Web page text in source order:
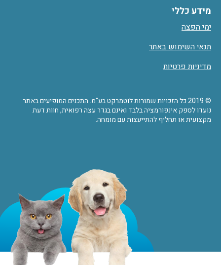
מידע כללי
ימי הפצה
תנאי השימוש באתר
מדיניות פרטיות
© 2019 כל הזכויות שמורות לוטמרקט בע"מ. התכנים המופיעים באתר
נועדו לספק אינפורמציה בלבד ואינם בגדר עצה רפואית, חוות דעת
מקצועית או תחליף להתייעצות עם מומחה.